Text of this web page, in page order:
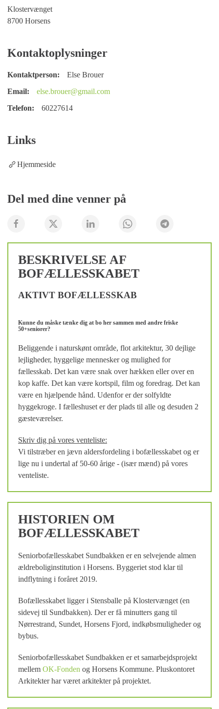
Klostervænget
8700 Horsens
Kontaktoplysninger
Kontaktperson:
Else Brouer
Email:
else.brouer@gmail.com
Telefon:
60227614
Links
Hjemmeside
Del med dine venner på
BESKRIVELSE AF
BOFÆLLESSKABET
AKTIVT BOFÆLLESSKAB
Kunne du måske tænke dig at bo her sammen med andre friske
50+seniorer?
Beliggende i naturskønt område, flot arkitektur, 30 dejlige
lejligheder, hyggelige mennesker og mulighed for
fællesskab. Det kan være snak over hækken eller over en
kop kaffe. Det kan være kortspil, film og foredrag. Det kan
være en hjælpende hånd. Udenfor er der solfyldte
hyggekroge. I fælleshuset er der plads til alle og desuden 2
gæsteværelser.
Skriv dig på vores venteliste:
Vi tilstræber en jævn aldersfordeling i bofællesskabet og er
lige nu i undertal af 50-60 årige - (især mænd) på vores
venteliste.
HISTORIEN OM
BOFÆLLESSKABET
Seniorbofællesskabet Sundbakken er en selvejende almen
ældreboliginstitution i Horsens. Byggeriet stod klar til
indflytning i foråret 2019.
Bofællesskabet ligger i Stensballe på Klostervænget (en
sidevej til Sundbakken). Der er få minutters gang til
Nørrestrand, Sundet, Horsens Fjord, indkøbsmuligheder og
bybus.
Seniorbofællesskabet Sundbakken er et samarbejdsprojekt
mellem OK-Fonden og Horsens Kommune. Pluskontoret
Arkitekter har været arkitekter på projektet.